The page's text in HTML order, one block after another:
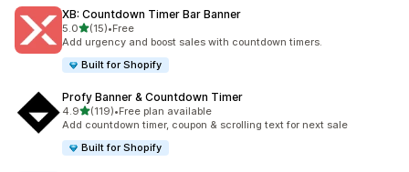
XB: Countdown Timer Bar Banner
5.0별 5개 중
(15)
총 리뷰 15개
•Free
Add urgency and boost sales with countdown timers.
Built for Shopify
Profy Banner & Countdown Timer
4.9별 5개 중
(119)
총 리뷰 119개
•Free plan available
Add countdown timer, coupon & scrolling text for next sale
Built for Shopify